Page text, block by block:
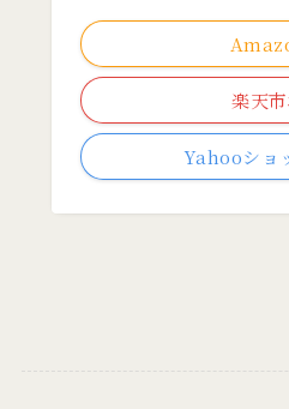
楽天
Yahooショ